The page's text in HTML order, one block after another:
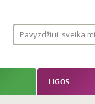
LIGOS